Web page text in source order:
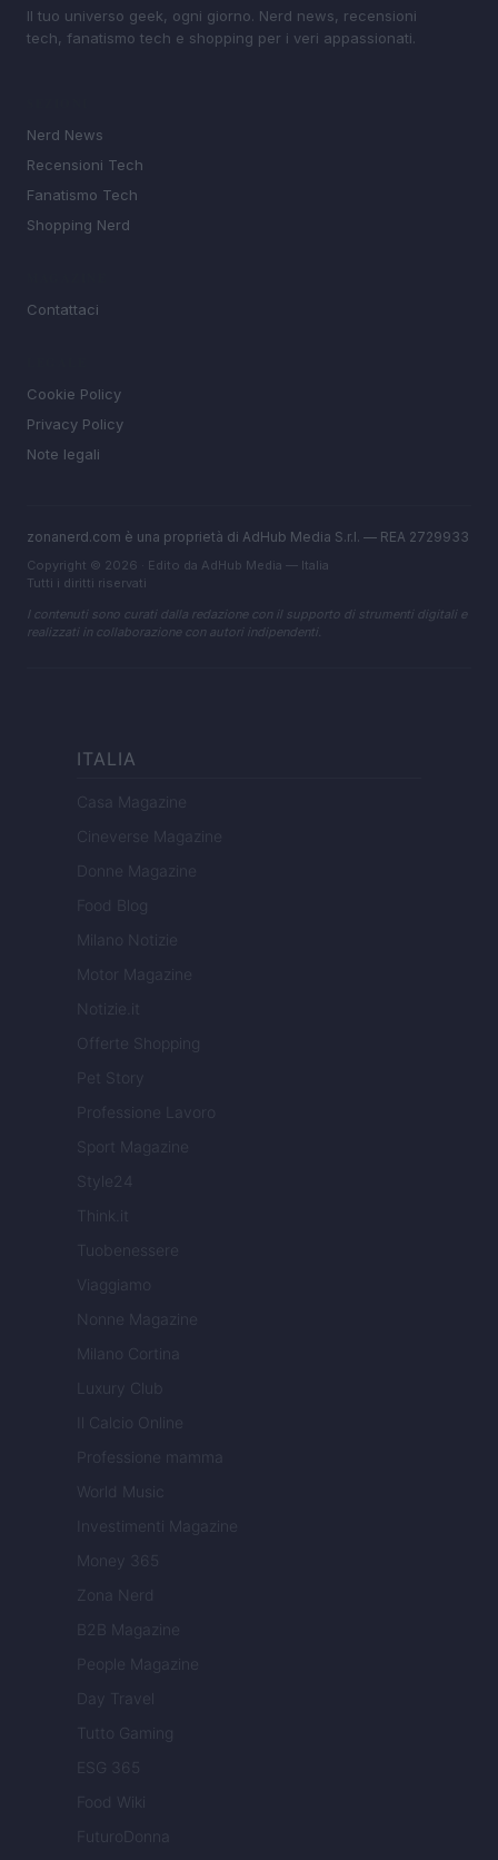
Il tuo universo geek, ogni giorno. Nerd news, recensioni
tech, fanatismo tech e shopping per i veri appassionati.
Nerd News
Recensioni Tech
Fanatismo Tech
Shopping Nerd
Contattaci
Cookie Policy
Privacy Policy
Note legali
zonanerd.com è una proprietà di AdHub Media S.r.l. — REA 2729933
Copyright © 2026 · Edito da AdHub Media — Italia
Tutti i diritti riservati
I contenuti sono curati dalla redazione con il supporto di strumenti digitali e
realizzati in collaborazione con autori indipendenti.
ITALIA
Casa Magazine
Cineverse Magazine
Donne Magazine
Food Blog
Milano Notizie
Motor Magazine
Notizie.it
Offerte Shopping
Pet Story
Professione Lavoro
Sport Magazine
Style24
Think.it
Tuobenessere
Viaggiamo
Nonne Magazine
Milano Cortina
Luxury Club
Il Calcio Online
Professione mamma
World Music
Investimenti Magazine
Money 365
Zona Nerd
B2B Magazine
People Magazine
Day Travel
Tutto Gaming
ESG 365
Food Wiki
FuturoDonna